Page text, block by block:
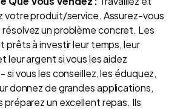
votre produit/service. Assurez-vous
résolvez un problème concret. Les
prêts à investir leur temps, leur
leur argent si vous les aidez
si vous les conseillez, les éduquez,
donnez de grandes applications,
préparez un excellent repas. Ils